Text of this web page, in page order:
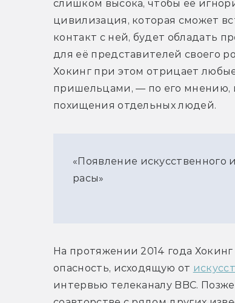
слишком высока, чтобы её
цивилизация, которая сможет
контакт с ней, будет обладать
для её представителей своего
Хокинг при этом отрицает
пришельцами, — по его мнению,
похищения отдельных людей.
«Появление искусственного
расы»
На протяжении 2014 года
опасность, исходящую от
интервью телеканалу BBC.